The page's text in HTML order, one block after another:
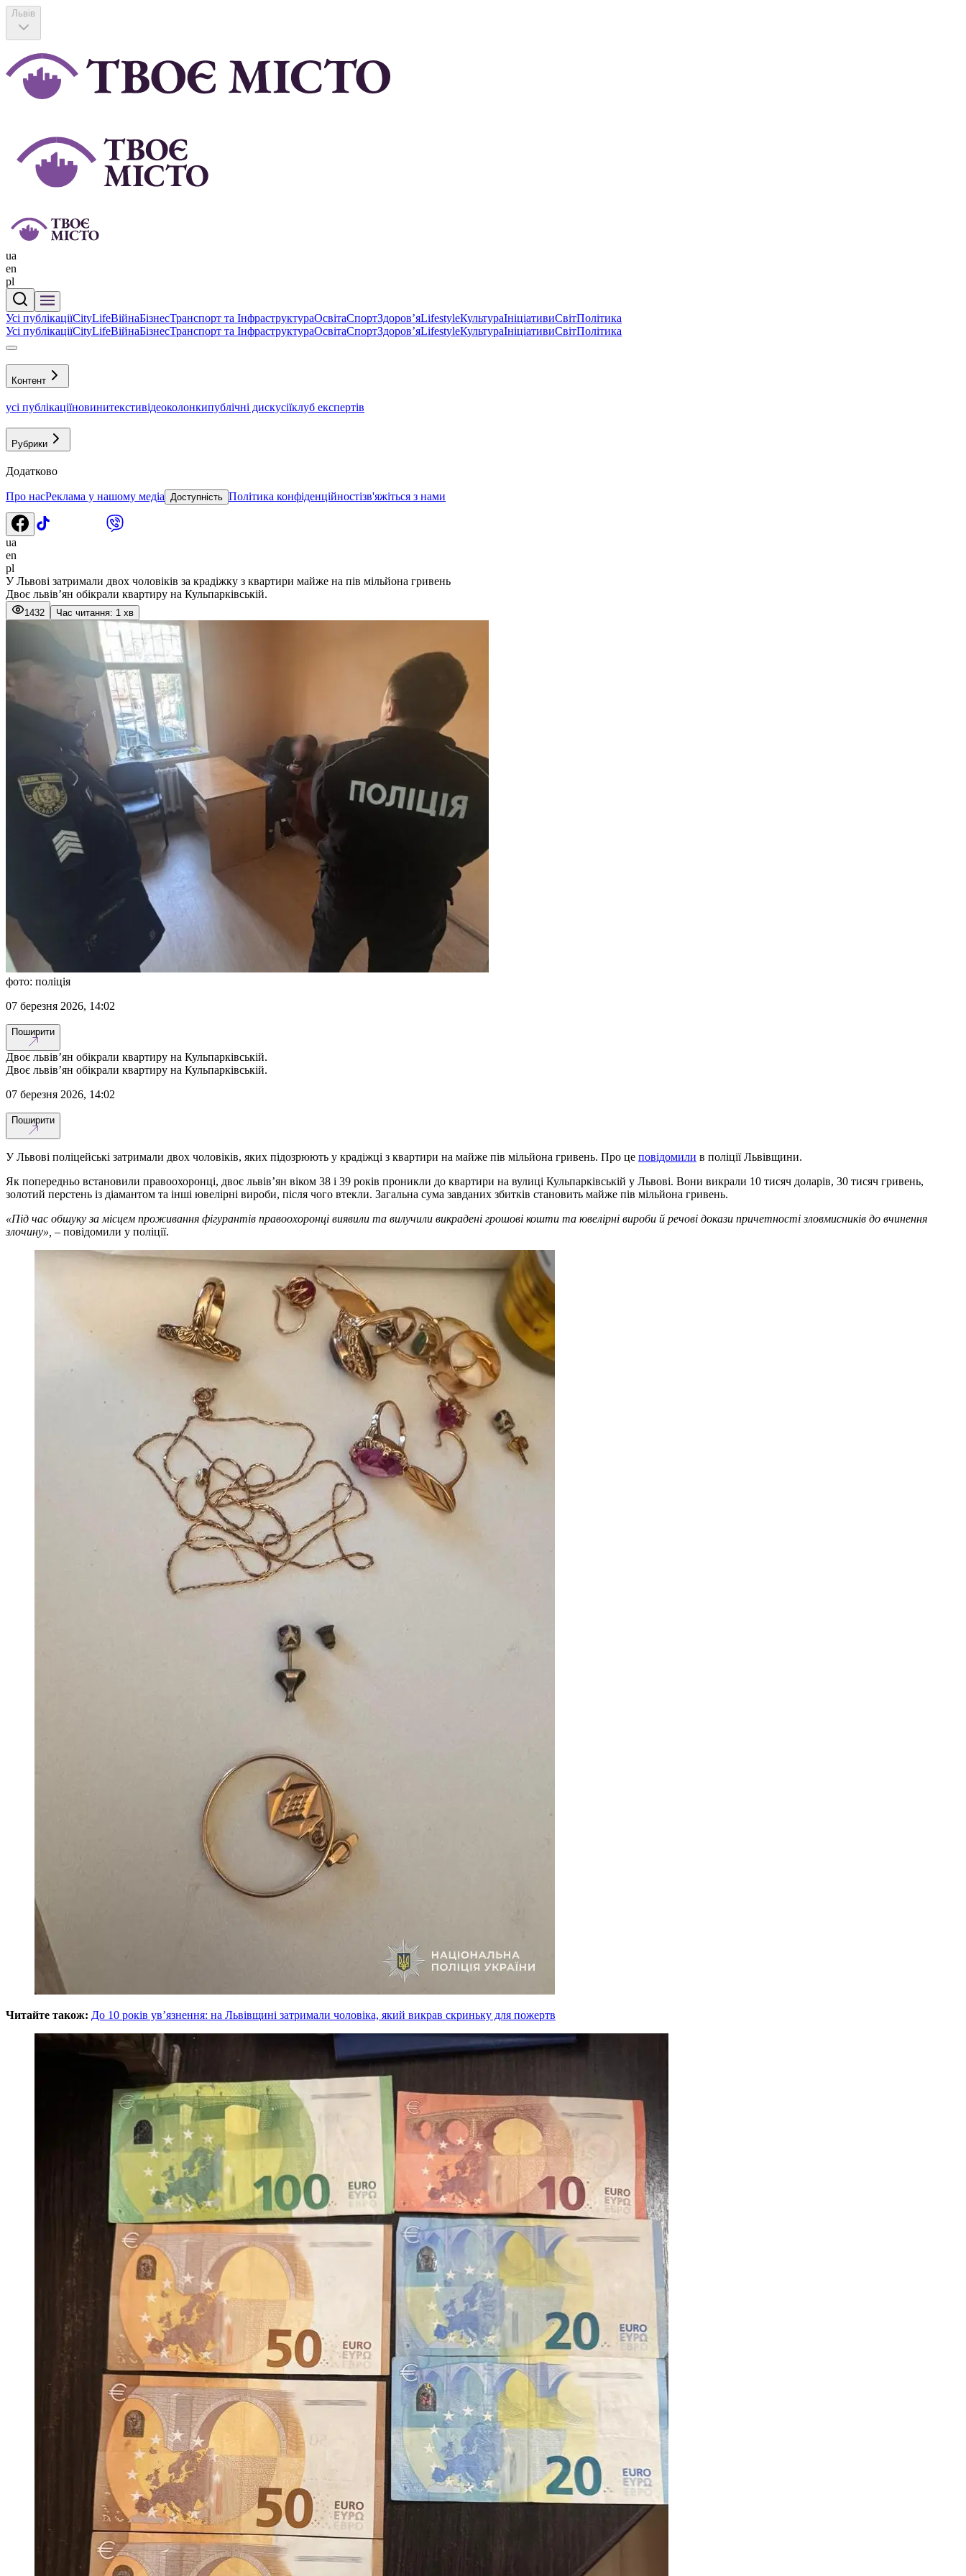
Львів
ua
en
pl
Усі публікаціїCityLifeВійнаБізнесТранспорт та ІнфраструктураОсвітаСпортЗдоровʼяLifestyleКультураІніціативиСвітПолітика
Усі публікаціїCityLifeВійнаБізнесТранспорт та ІнфраструктураОсвітаСпортЗдоровʼяLifestyleКультураІніціативиСвітПолітика
Контент
усі публікаціїновинитекстивідеоколонкипублічні дискусіїклуб експертів
Рубрики
Додатково
Про насРеклама у нашому медіа Доступність Політика конфіденційностізв'яжіться з нами
ua
en
pl
У Львові затримали двох чоловіків за крадіжку з квартири майже на пів мільйона гривень
Двоє львів’ян обікрали квартиру на Кульпарківській.
1432 Час читання: 1 хв
фото: поліція
07 березня 2026, 14:02
Поширити
Двоє львів’ян обікрали квартиру на Кульпарківській.
Двоє львів’ян обікрали квартиру на Кульпарківській.
07 березня 2026, 14:02
Поширити
У Львові поліцейські затримали двох чоловіків, яких підозрюють у крадіжці з квартири на майже пів мільйона гривень. Про це повідомили в поліції Львівщини.
Як попередньо встановили правоохоронці, двоє львів’ян віком 38 і 39 років проникли до квартири на вулиці Кульпарківській у Львові. Вони викрали 10 тисяч доларів, 30 тисяч гривень,
золотий перстень із діамантом та інші ювелірні вироби, після чого втекли. Загальна сума завданих збитків становить майже пів мільйона гривень.
«Під час обшуку за місцем проживання фігурантів правоохоронці виявили та вилучили викрадені грошові кошти та ювелірні вироби й речові докази причетності зловмисників до вчинення
злочину», – повідомили у поліції.
Читайте також: До 10 років ув’язнення: на Львівщині затримали чоловіка, який викрав скриньку для пожертв